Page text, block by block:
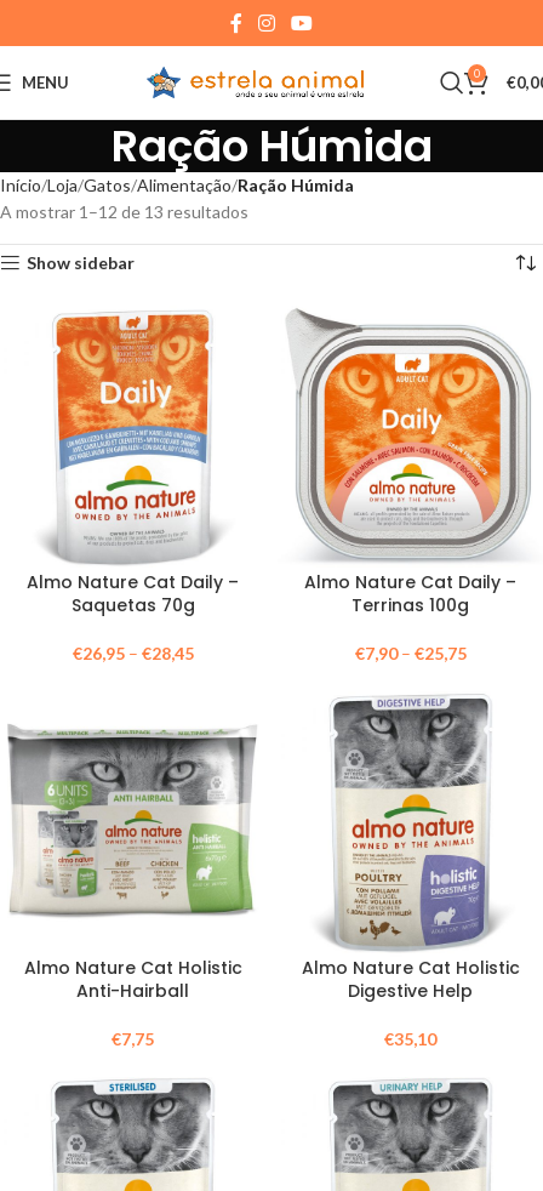
MENU 0 €
Ração Húmida
Início Loja Gatos Alimentação Ração Húmida
A mostrar 1–12 de 13 resultados
Show sidebar
Almo Nature Cat Daily –
Saquetas 70g
€26,95– €28,45
Almo Nature Cat Daily –
Terrinas 100g
€7,90– €25,75
Almo Nature Cat Holistic
Anti-Hairball
€7,75
Almo Nature Cat Holistic
Digestive Help
€35,10